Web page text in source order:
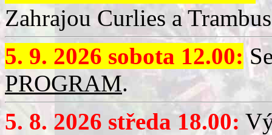
Zahrajou Curlies a
5. 9. 2026 sobota 12.00:
PROGRAM.
5. 8. 2026 středa 18.00: